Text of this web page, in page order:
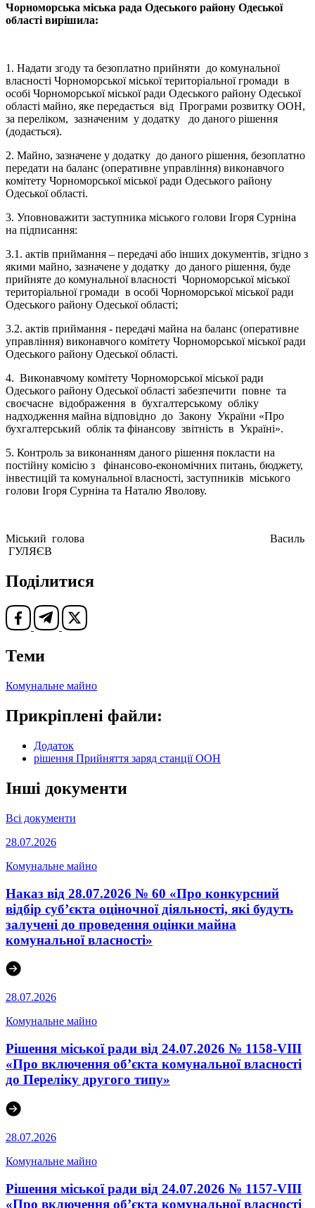
Чорноморська міська рада Одеського району Одеської
області вирішила:
1. Надати згоду та безоплатно прийняти до комунальної
власності Чорноморської міської територіальної громади в
особі Чорноморської міської ради Одеського району Одеської
області майно, яке передається від Програми розвитку ООН,
за переліком, зазначеним у додатку до даного рішення
(додається).
2. Майно, зазначене у додатку до даного рішення, безоплатно
передати на баланс (оперативне управління) виконавчого
комітету Чорноморської міської ради Одеського району
Одеської області.
3. Уповноважити заступника міського голови Ігоря Сурніна
на підписання:
3.1. актів приймання – передачі або інших документів, згідно з
якими майно, зазначене у додатку до даного рішення, буде
прийняте до комунальної власності Чорноморської міської
територіальної громади в особі Чорноморської міської ради
Одеського району Одеської області;
3.2. актів приймання - передачі майна на баланс (оперативне
управління) виконавчого комітету Чорноморської міської ради
Одеського району Одеської області.
4. Виконавчому комітету Чорноморської міської ради
Одеського району Одеської області забезпечити повне та
своєчасне відображення в бухгалтерському обліку
надходження майна відповідно до Закону України «Про
бухгалтерський облік та фінансову звітність в Україні».
5. Контроль за виконанням даного рішення покласти на
постійну комісію з фінансово-економічних питань, бюджету,
інвестицій та комунальної власності, заступників міського
голови Ігоря Сурніна та Наталю Яволову.
Міський голова Василь
ГУЛЯЄВ
Поділитися
Теми
Комунальне майно
Прикріплені файли:
Додаток
рішення Прийняття заряд станції ООН
Інші документи
Всі документи
28.07.2026
Комунальне майно
Наказ від 28.07.2026 № 60 «Про конкурсний
відбір суб’єкта оціночної діяльності, які будуть
залучені до проведення оцінки майна
комунальної власності»
28.07.2026
Комунальне майно
Рішення міської ради від 24.07.2026 № 1158-VIII
«Про включення об’єкта комунальної власності
до Переліку другого типу»
28.07.2026
Комунальне майно
Рішення міської ради від 24.07.2026 № 1157-VIII
«Про включення об’єкта комунальної власності